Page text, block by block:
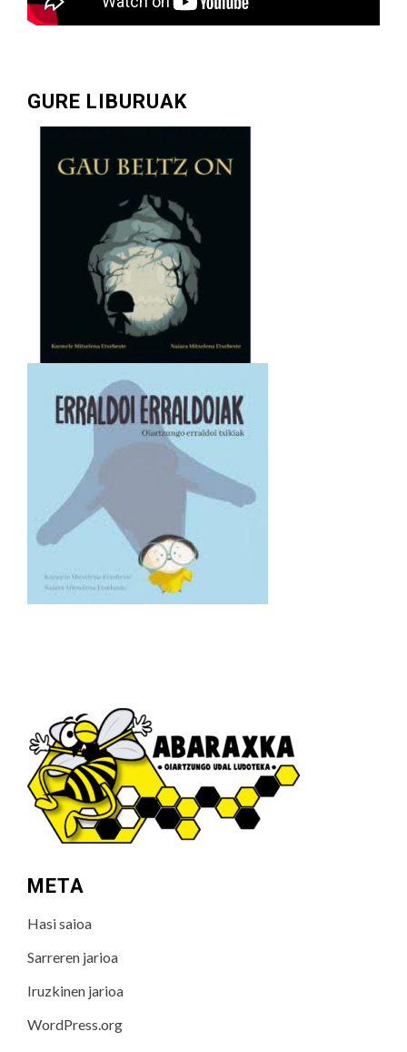
GURE LIBURUAK
META
Hasi saioa
Sarreren jarioa
Iruzkinen jarioa
WordPress.org